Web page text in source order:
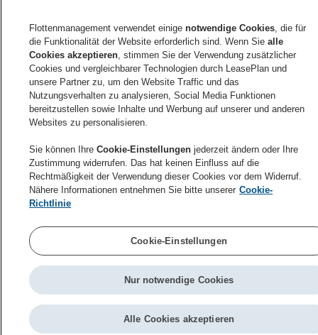
Füllen Sie den entsprechend gekennzeichneten Teil
des Service-/ Reifenscheines vollständig aus
Geben Sie den ausgefüllten Service-/Reifenschein
bitte unbedingt vor Auftragserteilung in der Werkstatt
ab
Die Verrechnung der bezogenen Leistungen erfolgt
direkt über die Flottenmanagement GmbH
Tanken::Reifen
Flottenmanagement verwendet einigenotwendige Cookies, die für
die Funktionalität der Website erforderlich sind. Wenn Siealle
Cookies akzeptieren, stimmen Sie der Verwendung zusätzlicher
Cookies und vergleichbarer Technologien durch LeasePlan und
unsere Partner zu, um den Website Traffic und das
Nutzungsverhalten zu analysieren, Social Media Funktionen
bereitzustellen sowie Inhalte und Werbung auf unserer und anderen
Websites zu personalisieren.
Sie können IhreCookie-Einstellungen jederzeit ändern oder Ihre
Zustimmung widerrufen. Das hat keinen Einfluss auf die
Rechtmäßigkeit der Verwendung dieser Cookies vor dem Widerruf.
Nähere Informationen entnehmen Sie bitte unserer Cookie-
Richtlinie
Cookie-Einstellungen
Nur notwendige Cookies
Alle Cookies akzeptieren